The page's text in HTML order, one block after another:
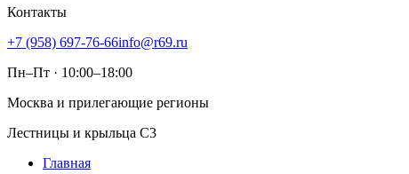
Контакты
+7 (958) 697-76-66info@r69.ru
Пн–Пт · 10:00–18:00
Москва и прилегающие регионы
Лестницы и крыльца С3
Главная